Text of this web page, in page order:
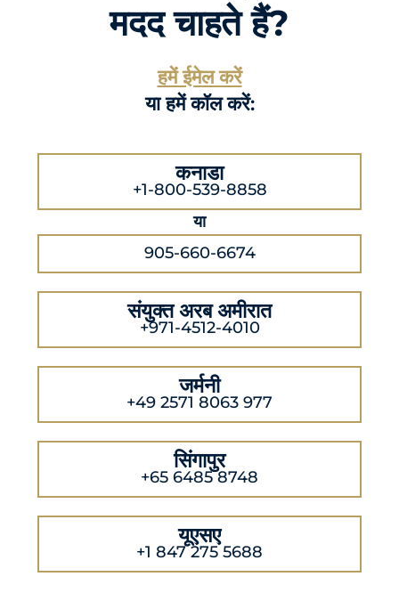
मदद चाहते हैं?
हमें ईमेल करें
या हमें कॉल करें:
कनाडा
+1-800-539-8858
या
905-660-6674
संयुक्त अरब अमीरात
+971-4512-4010
जर्मनी
+49 2571 8063 977
सिंगापुर
+65 6485 8748
यूएसए
+1 847 275 5688